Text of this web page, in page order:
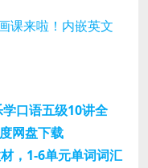
口语五级10讲全
网盘下载
，1-6单元单词词汇